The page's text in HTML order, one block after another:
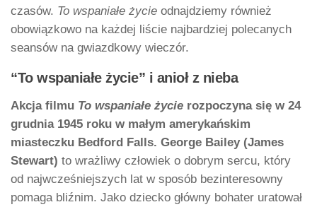
czasów. To wspaniałe życie odnajdziemy również
obowiązkowo na każdej liście najbardziej polecanych
seansów na gwiazdkowy wieczór.
“To wspaniałe życie” i anioł z nieba
Akcja filmu To wspaniałe życie rozpoczyna się w 24
grudnia 1945 roku w małym amerykańskim
miasteczku Bedford Falls. George Bailey (James
Stewart) to wrażliwy człowiek o dobrym sercu, który
od najwcześniejszych lat w sposób bezinteresowny
pomaga bliźnim. Jako dziecko główny bohater uratował